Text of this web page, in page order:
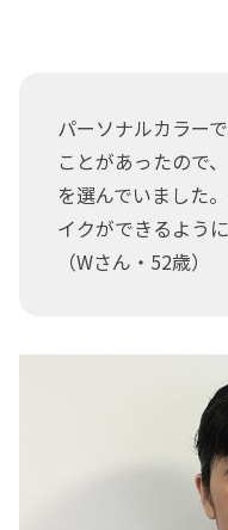
パーソナルカラー
ことがあったので
を選んでいました
イクができるよう
（Wさん・52歳）